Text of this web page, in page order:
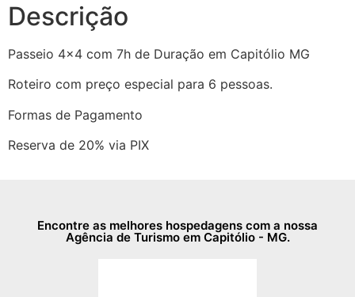
Descrição
Passeio 4×4 com 7h de Duração em Capitólio MG
Roteiro com preço especial para 6 pessoas.
Formas de Pagamento
Reserva de 20% via PIX
Encontre as melhores hospedagens com a nossa
Agência de Turismo em Capitólio - MG.